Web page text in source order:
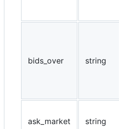
bids_over string
ask_market string